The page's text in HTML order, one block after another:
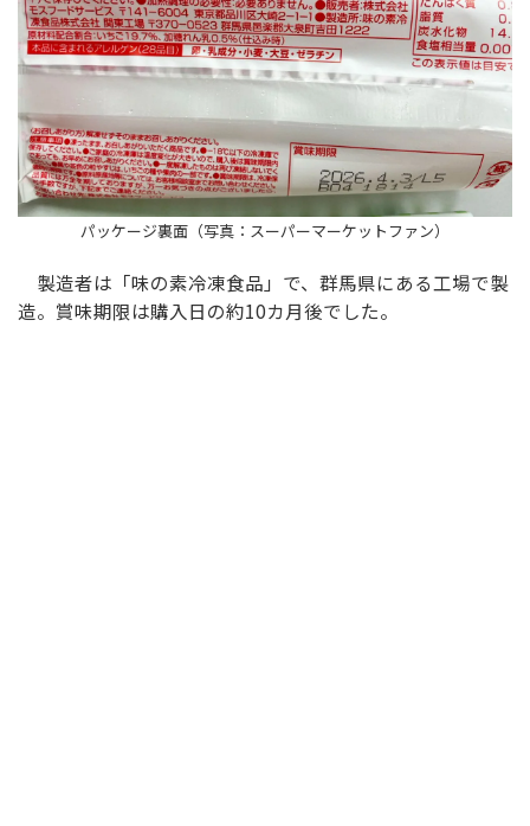
パッケージ裏面（写真：スーパーマーケットファン）
製造者は「味の素冷凍食品」で、群馬県にある工場で製
造。賞味期限は購入日の約10カ月後でした。